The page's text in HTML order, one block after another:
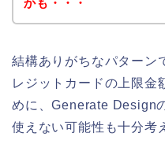
かも・・・
結構ありがちなパターン
レジットカードの上限金
めに、Generate Design
使えない可能性も十分考